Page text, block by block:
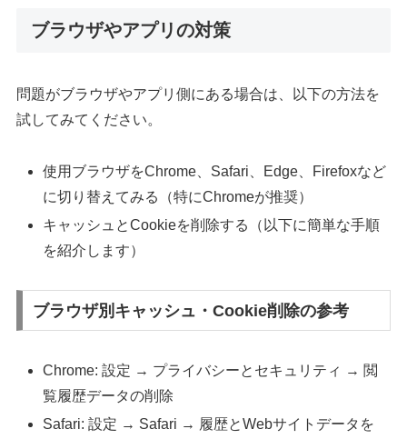
ブラウザやアプリの対策
問題がブラウザやアプリ側にある場合は、以下の方法を
試してみてください。
使用ブラウザをChrome、Safari、Edge、Firefoxなど
に切り替えてみる（特にChromeが推奨）
キャッシュとCookieを削除する（以下に簡単な手順
を紹介します）
ブラウザ別キャッシュ・Cookie削除の参考
Chrome: 設定 → プライバシーとセキュリティ → 閲
覧履歴データの削除
Safari: 設定 → Safari → 履歴とWebサイトデータを